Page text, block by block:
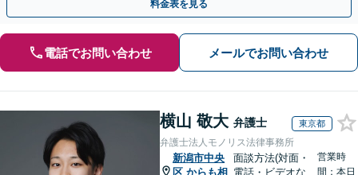
料金表を見る
電話でお問い合わせ メールでお問い合わせ
横山 敬大 弁護士 東京都
弁護士法人モノリス法律事務所
新潟市中央
区 からも相
面談方法(対面・
電話・ビデオな
営業時
間：本日